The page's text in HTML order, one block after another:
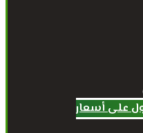
على أسعار